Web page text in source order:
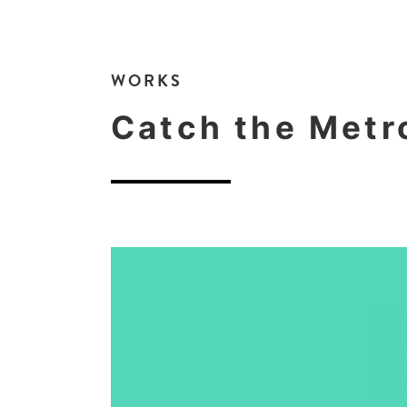
WORKS
Catch the